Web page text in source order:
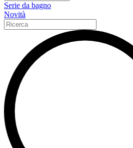
Serie da bagno
Novità